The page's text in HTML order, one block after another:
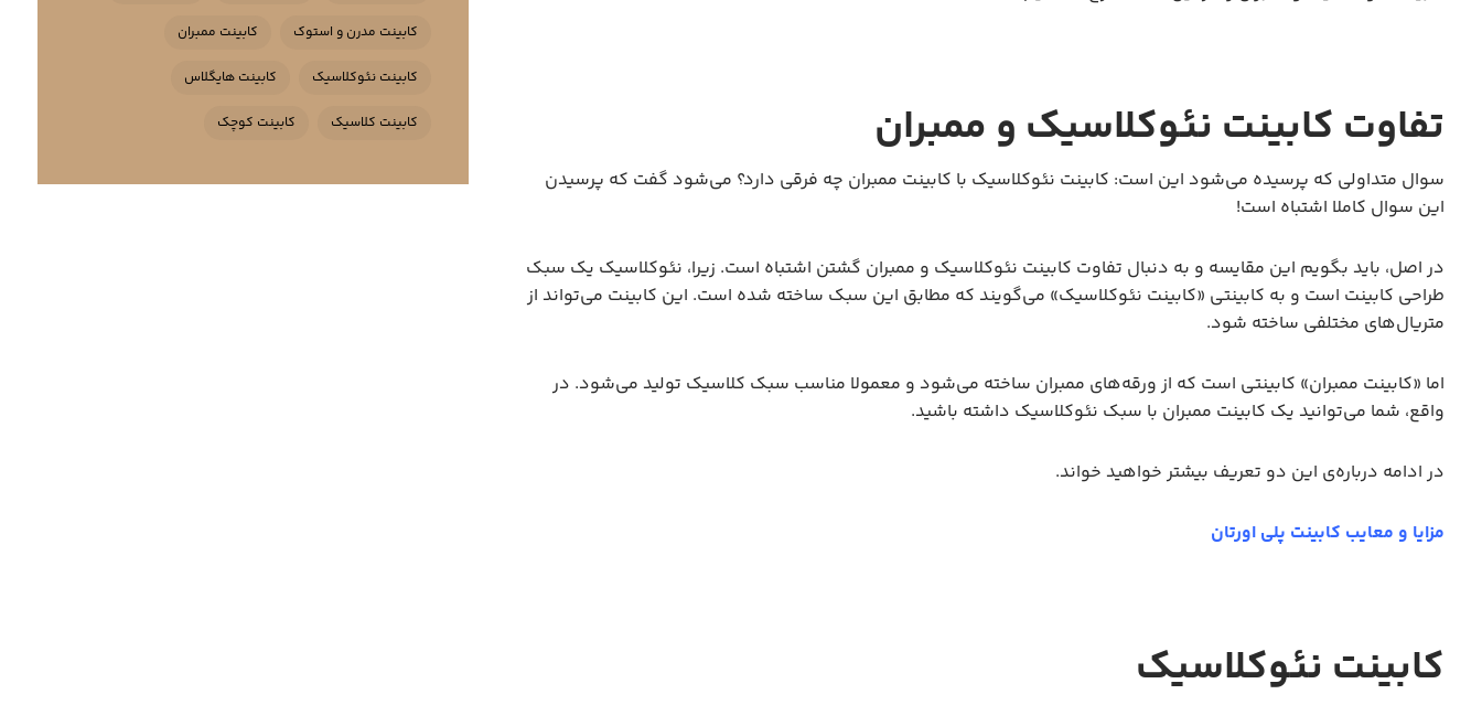
تفاوت کابینت نئوکلاسیک و ممبران
سوال متداولی که پرسیده می‌شود این است: کابینت نئوکلاسیک با کابینت ممبران چه فرقی دارد؟ می‌شود گفت که پرسیدن
این سوال کاملا اشتباه است!
در اصل، باید بگویم این مقایسه و به دنبال تفاوت کابینت نئوکلاسیک و ممبران گشتن اشتباه است. زیرا، نئوکلاسیک یک سبک
طراحی کابینت است و به کابینتی «کابینت نئوکلاسیک» می‌گویند که مطابق این سبک ساخته شده است. این کابینت می‌تواند از
متریال‌های مختلفی ساخته شود.
اما «کابینت ممبران» کابینتی است که از ورقه‌های ممبران ساخته می‌شود و معمولا مناسب سبک کلاسیک تولید می‌شود. در
واقع، شما می‌توانید یک کابینت ممبران با سبک نئوکلاسیک داشته باشید.
در ادامه درباره‌ی این دو تعریف بیشتر خواهید خواند.
مزایا و معایب کابینت پلی اورتان
کابینت نئوکلاسیک
کابینت مدرن و استوک کابینت ممبران
کابینت نئوکلاسیک کابینت هایگلاس
کابینت کلاسیک کابینت کوچک